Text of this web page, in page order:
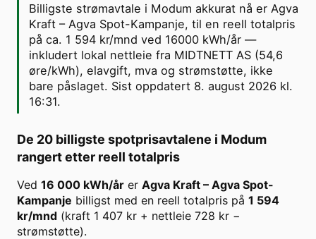
Billigste strømavtale i Modum akkurat nå er Agva
Kraft – Agva Spot-Kampanje, til en reell totalpris
på ca. 1 594 kr/mnd ved 16000 kWh/år —
inkludert lokal nettleie fra MIDTNETT AS (54,6
øre/kWh), elavgift, mva og strømstøtte, ikke
bare påslaget. Sist oppdatert 8. august 2026 kl.
16:31.
De 20 billigste spotprisavtalene i Modum
rangert etter reell totalpris
Ved 16 000 kWh/år er Agva Kraft – Agva Spot-
Kampanje billigst med en reell totalpris på 1 594
kr/mnd (kraft 1 407 kr + nettleie 728 kr −
strømstøtte).